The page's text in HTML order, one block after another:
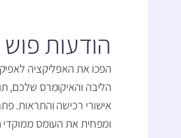
הודעות
הליבה והאיקומרס שלכם,
אישורי רכישה והתראות.
ומפחית את העומס